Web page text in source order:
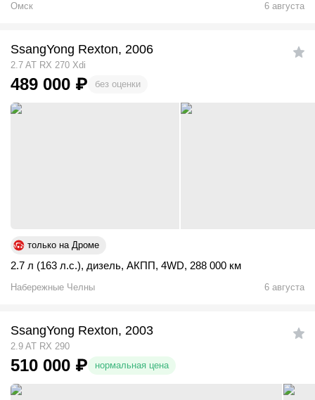
Омск 6 августа
SsangYong Rexton, 2006
2.7 AT RX 270 Xdi
489 000 ₽ без оценки
только на Дроме
2.7 л (163 л.с.), дизель, АКПП, 4WD, 288 000 км
Набережные Челны 6 августа
SsangYong Rexton, 2003
2.9 AT RX 290
510 000 ₽ нормальная цена